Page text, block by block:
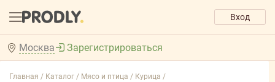
Вход
Москва Зарегистрироваться
Главная / Каталог / Мясо и птица / Курица /